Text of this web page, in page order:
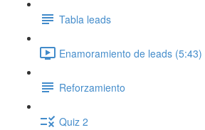
Tabla leads
Enamoramiento de leads (5:43)
Reforzamiento
Quiz 2